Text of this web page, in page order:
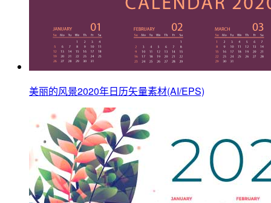
美丽的风景2020年日历矢量素材(AI/EPS)